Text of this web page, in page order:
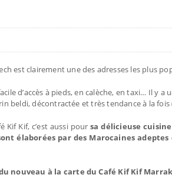
est clairement une des adresses les plus
d’accès à pieds, en calèche, en taxi… Il
beldi, décontractée et très tendance à la
Kif Kif, c’est aussi poursa délicieuse
élaborées par des Marocaines
nouveau à la carte du Café Kif Kif